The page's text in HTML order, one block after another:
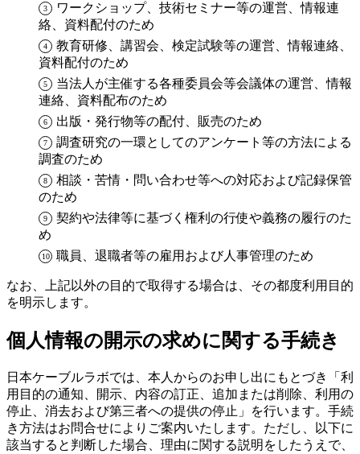
ワークショップ、技術セミナー等の運営、情報連
絡、資料配付のため
教育研修、講習会、検定試験等の運営、情報連絡、
資料配付のため
当法人が主催する各種委員会等会議体の運営、情報
連絡、資料配布のため
出版・発行物等の配付、販売のため
調査研究の一環としてのアンケート等の方法による
調査のため
相談・苦情・問い合わせ等への対応および記録保管
のため
契約や法律等に基づく権利の行使や義務の履行のた
め
職員、退職者等の雇用および人事管理のため
なお、上記以外の目的で取得する場合は、その都度利用目的
を明示します。
個人情報の開示の求めに関する手続き
日本ケーブルラボでは、本人からのお申し出にもとづき「利
用目的の通知、開示、内容の訂正、追加または削除、利用の
停止、消去および第三者への提供の停止」を行います。手続
き方法はお問合せによりご案内いたします。ただし、以下に
該当すると判断した場合、理由に関する説明をしたうえで、